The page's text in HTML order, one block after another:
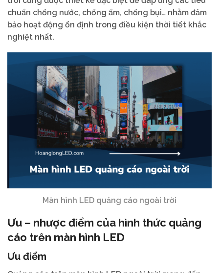
chuẩn chống nước, chống ẩm, chống bụi… nhằm đảm
bảo hoạt động ổn định trong điều kiện thời tiết khắc
nghiệt nhất.
Màn hình LED quảng cáo ngoài trời
Ưu – nhược điểm của hình thức quảng
cáo trên màn hình LED
Ưu điểm